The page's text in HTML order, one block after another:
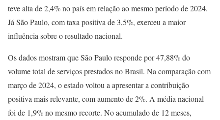
teve alta de 2,4% no país em relação ao mesmo período de 2024.
Já São Paulo, com taxa positiva de 3,5%, exerceu a maior
influência sobre o resultado nacional.
Os dados mostram que São Paulo responde por 47,88% do
volume total de serviços prestados no Brasil. Na comparação com
março de 2024, o estado voltou a apresentar a contribuição
positiva mais relevante, com aumento de 2%. A média nacional
foi de 1,9% no mesmo recorte. No acumulado de 12 meses,